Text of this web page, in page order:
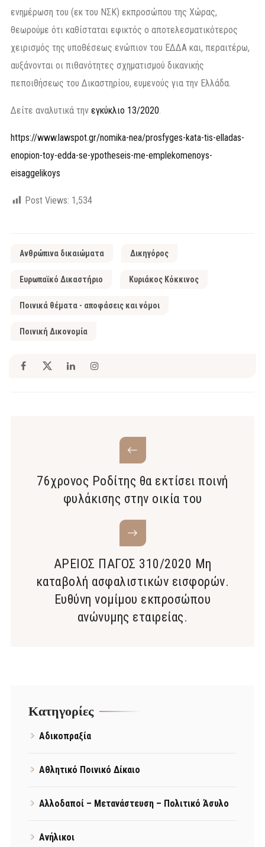
ενημέρωση του (εκ του ΝΣΚ) εκπροσώπου της Χώρας,
θεωρούμε ότι καθίσταται εφικτός ο αποτελεσματικότερος
χειρισμός της υποθέσεως ενώπιον του ΕΔΔΑ και, περαιτέρω,
αυξάνονται οι πιθανότητες σχηματισμού δικανικής
πεποιθήσεως του Δικαστηρίου, ευμενούς για την Ελλάδα.
Δείτε αναλυτικά την εγκύκλιο 13/2020
https://www.lawspot.gr/nomika-nea/prosfyges-kata-tis-elladas-
enopion-toy-edda-se-ypotheseis-me-emplekomenoys-
eisaggelikoys
Post Views: 1,534
Ανθρώπινα δικαιώματα Δικηγόρος
Ευρωπαϊκό Δικαστήριο Κυριάκος Κόκκινος
Ποινικά θέματα - αποφάσεις και νόμοι
Ποινική Δικονομία
76χρονος Ροδίτης θα εκτίσει ποινή
φυλάκισης στην οικία του
ΑΡΕΙΟΣ ΠΑΓΟΣ 310/2020 Μη
καταβολή ασφαλιστικών εισφορών.
Ευθύνη νομίμου εκπροσώπου
ανώνυμης εταιρείας.
Kατηγορίες
Αδικοπραξία
Αθλητικό Ποινικό Δίκαιο
Αλλοδαποί – Μετανάστευση – Πολιτικό Άσυλο
Ανήλικοι